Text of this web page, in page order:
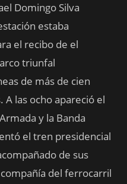
Domingo Silva
estaba
el recibo de el
triunfal
de más de cien
las ocho apareció el
y la Banda
el tren presidencial
de sus
del ferrocarril